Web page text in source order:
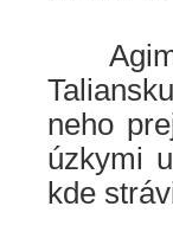
neho
úzkymi
kde